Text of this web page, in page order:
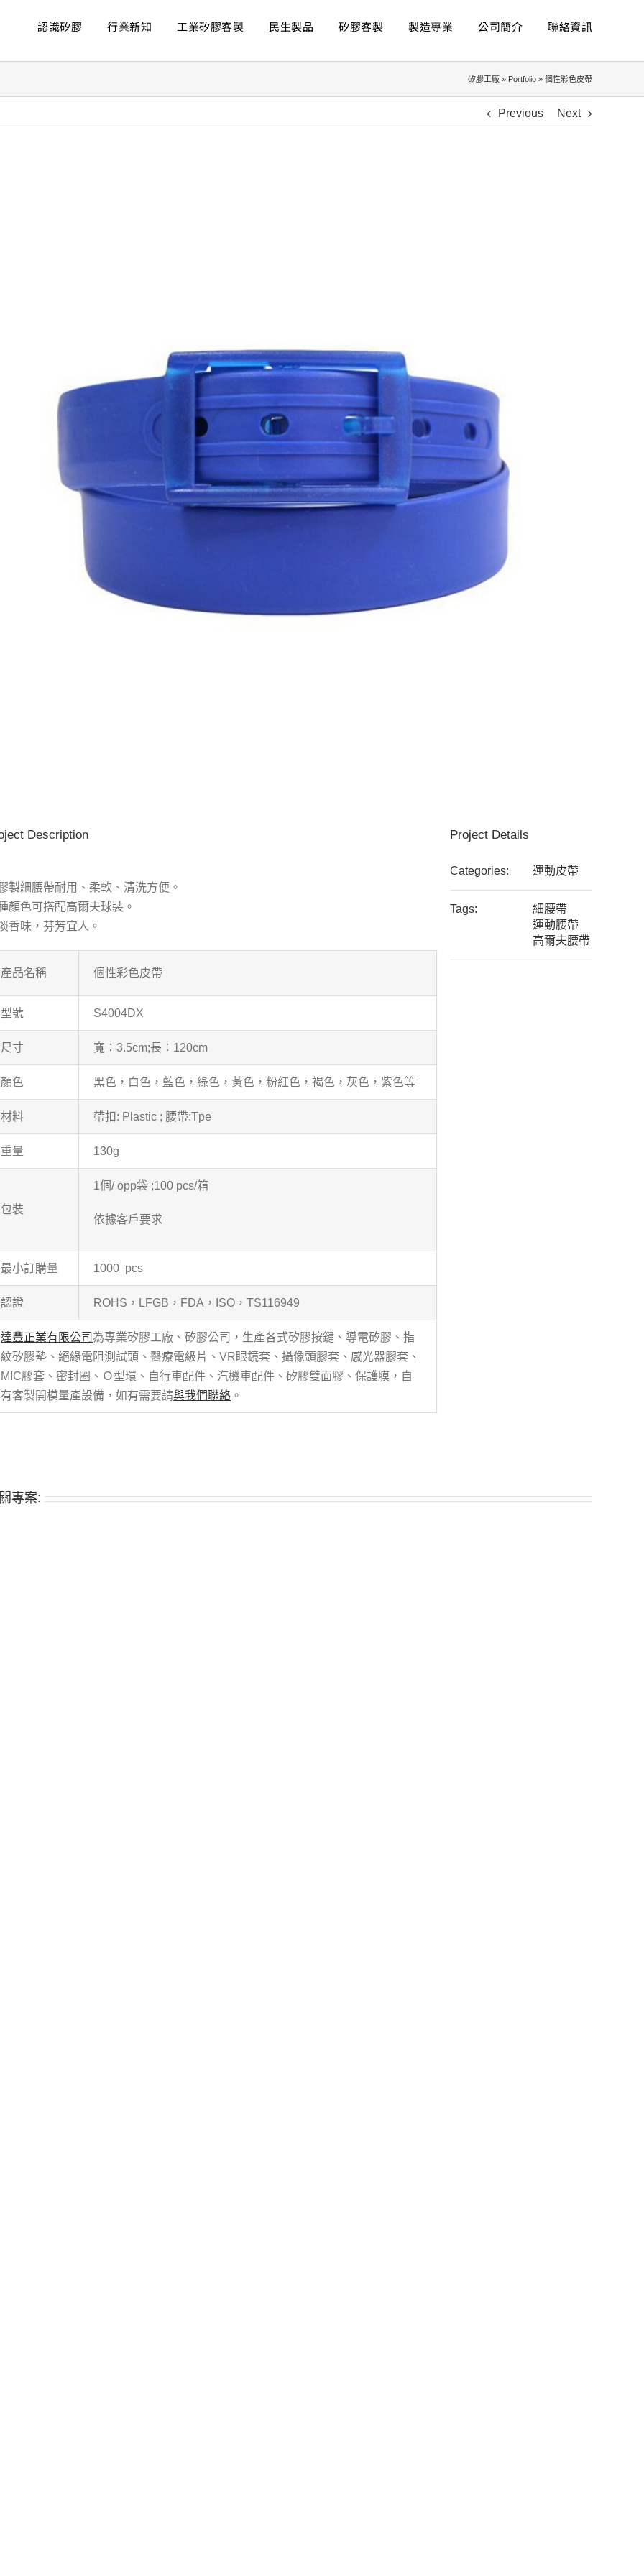
認識矽膠 行業新知 工業矽膠客製 民生製品 矽膠客製 製造專業 公司簡介 聯絡資訊
矽膠工廠 » Portfolio » 個性彩色皮帶
Previous Next
Description
製細腰帶耐用、柔軟、清洗方便。
顏色可搭配高爾夫球裝。
香味，芬芳宜人。
產品名稱 個性彩色皮帶
型號 S4004DX
尺寸 寬：3.5cm;長：120cm
顏色 黑色，白色，藍色，綠色，黃色，粉紅色，褐色，灰色，紫色等
材料 帶扣: Plastic ; 腰帶:Tpe
重量 130g
包裝
1個/ opp袋 ;100 pcs/箱
依據客戶要求
最小訂購量 1000 pcs
認證 ROHS，LFGB，FDA，ISO，TS116949
達豐正業有限公司為專業矽膠工廠、矽膠公司，生產各式矽膠按鍵、導電矽膠、指
紋矽膠墊、絕緣電阻測試頭、醫療電級片、VR眼鏡套、攝像頭膠套、感光器膠套、
MIC膠套、密封圈、Ｏ型環、自行車配件、汽機車配件、矽膠雙面膠、保護膜，自
有客製開模量產設備，如有需要請與我們聯絡 。
Project Details
Categories: 運動皮帶
Tags:
細腰帶
運動腰帶
高爾夫腰帶
專案: